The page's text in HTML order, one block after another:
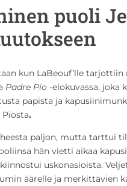
puoli
kun LaBeouf’lle
Padre Pio-elokuvassa, joka
papista ja
Piosta.
paljon, mutta tarttui
hän vietti aikaa
uskonasioista.
äärelle ja merkittävien